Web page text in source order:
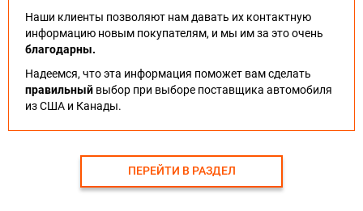
Наши клиенты позволяют нам давать их контактную
информацию новым покупателям, и мы им за это очень
благодарны.
Надеемся, что эта информация поможет вам сделать
правильный выбор при выборе поставщика автомобиля
из США и Канады.
ПЕРЕЙТИ В РАЗДЕЛ